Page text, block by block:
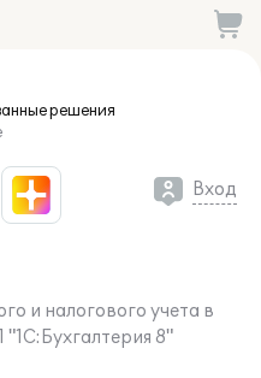
решения
Вход
и налогового учета в
8"